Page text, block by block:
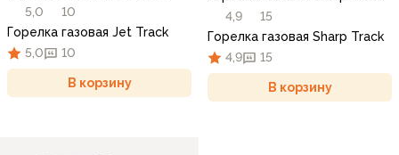
5,0
10
Горелка газовая Jet Track
5,0
10
В корзину
4,9
15
Горелка газовая Sharp Track
4,9
15
В корзину